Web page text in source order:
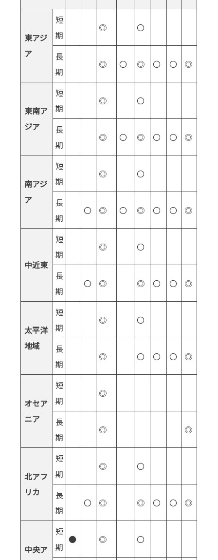
東アジ
ア
短
期
◎ 〇
長
期
◎ 〇 ◎ 〇 〇 ◎
東南ア
ジア
短
期
◎ 〇
長
期
◎ 〇 ◎ 〇 〇 ◎
南アジ
ア
短
期
◎ 〇
長
期
〇 ◎ 〇 ◎ 〇 〇 ◎
中近東
短
期
◎ 〇
長
期
〇 ◎ ◎ 〇 〇 ◎
太平洋
地域
短
期
◎ 〇
長
期
◎ 〇 〇 〇 ◎
オセア
ニア
短
期
◎
長
期
◎ ◎
北アフ
リカ
短
期
◎ 〇
長
期
〇 ◎ ◎ 〇 〇 ◎
中央ア
短
期
● ◎ 〇